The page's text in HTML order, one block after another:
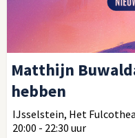
Matthijn
hebben
IJsselstein, Het
20:00 - 22:30 uur